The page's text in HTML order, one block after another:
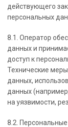
действующего
персональных
8.1. Оператор
данных и
доступ к
Технические
данных,
данных
на уязвимости,
8.2.